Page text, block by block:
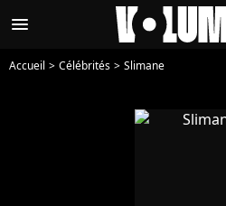
menu
Accueil Célébrités Slimane